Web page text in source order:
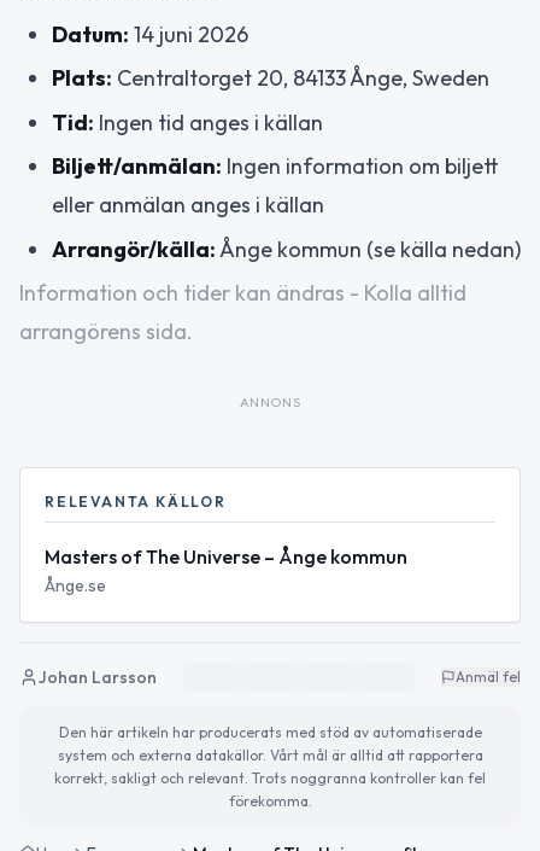
Datum: 14 juni 2026
Plats: Centraltorget 20, 84133 Ånge, Sweden
Tid: Ingen tid anges i källan
Biljett/anmälan: Ingen information om biljett
eller anmälan anges i källan
Arrangör/källa:Ånge kommun (se källa nedan)
Information och tider kan ändras - Kolla alltid
arrangörens sida.
ANNONS
RELEVANTA KÄLLOR
Masters of The Universe – Ånge kommun
Ånge.se
Johan Larsson Anmäl fel
Den här artikeln har producerats med stöd av automatiserade
system och externa datakällor. Vårt mål är alltid att rapportera
korrekt, sakligt och relevant. Trots noggranna kontroller kan fel
förekomma.